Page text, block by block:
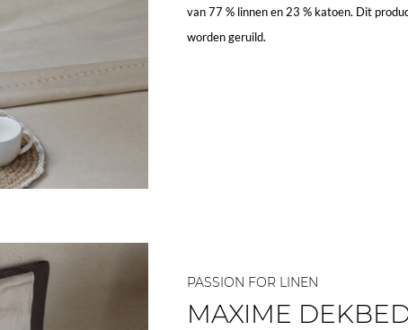
van 77 % linnen en 23 % katoen. Dit
worden geruild.
PASSION FOR LINEN
MAXIME